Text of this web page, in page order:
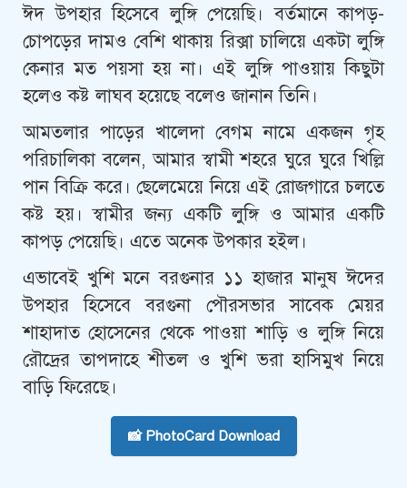
ঈদ উপহার হিসেবে লুঙ্গি পেয়েছি। বর্তমানে কাপড়-
চোপড়ের দামও বেশি থাকায় রিক্সা চালিয়ে একটা লুঙ্গি
কেনার মত পয়সা হয় না। এই লুঙ্গি পাওয়ায় কিছুটা
হলেও কষ্ট লাঘব হয়েছে বলেও জানান তিনি।
আমতলার পাড়ের খালেদা বেগম নামে একজন গৃহ
পরিচালিকা বলেন, আমার স্বামী শহরে ঘুরে ঘুরে খিল্লি
পান বিক্রি করে। ছেলেমেয়ে নিয়ে এই রোজগারে চলতে
কষ্ট হয়। স্বামীর জন্য একটি লুঙ্গি ও আমার একটি
কাপড় পেয়েছি। এতে অনেক উপকার হইল।
এভাবেই খুশি মনে বরগুনার ১১ হাজার মানুষ ঈদের
উপহার হিসেবে বরগুনা পৌরসভার সাবেক মেয়র
শাহাদাত হোসেনের থেকে পাওয়া শাড়ি ও লুঙ্গি নিয়ে
রৌদ্রের তাপদাহে শীতল ও খুশি ভরা হাসিমুখ নিয়ে
বাড়ি ফিরেছে।
📸 PhotoCard Download